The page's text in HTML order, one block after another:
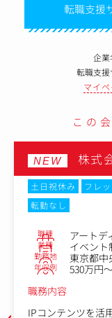
転職支援
企業
転職支
マイ
この
NEW 株式
土日祝休み フレ
転勤なし
職種 アートデ
業種 イベント
勤務地 東京都中
年収例
530万円
職務内容
IPコンテンツを活